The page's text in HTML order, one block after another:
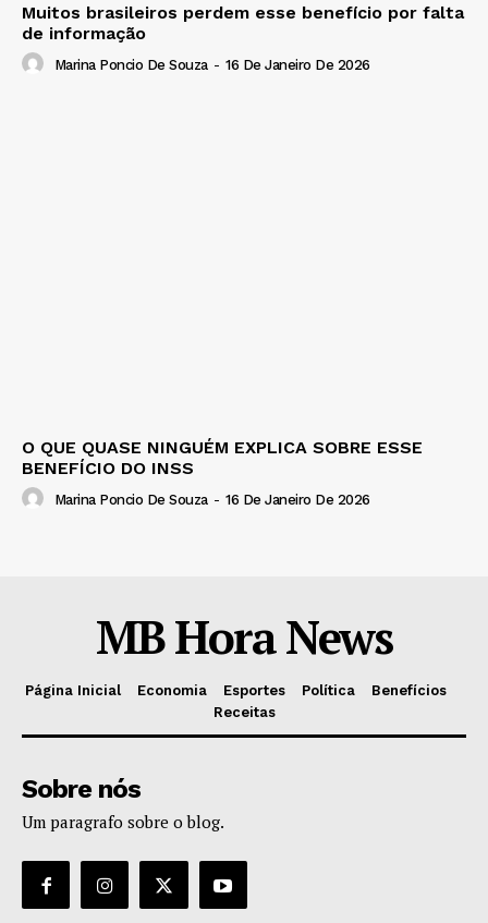
Muitos brasileiros perdem esse benefício por falta
de informação
Marina Poncio De Souza - 16 De Janeiro De 2026
O QUE QUASE NINGUÉM EXPLICA SOBRE ESSE
BENEFÍCIO DO INSS
Marina Poncio De Souza - 16 De Janeiro De 2026
MB Hora News
Página Inicial Economia Esportes Política
Benefícios
Receitas
Sobre nós
Um paragrafo sobre o blog.